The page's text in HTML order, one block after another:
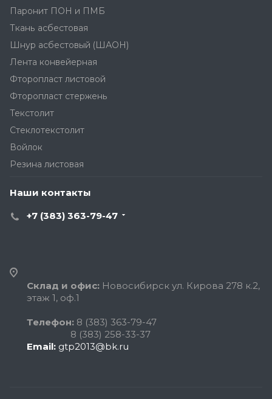
Паронит ПОН и ПМБ
Ткань асбестовая
Шнур асбестовый (ШАОН)
Лента конвейерная
Фторопласт листовой
Фторопласт стержень
Текстолит
Стеклотекстолит
Войлок
Резина листовая
Наши контакты
+7 (383) 363-79-47
Склад и офис: Новосибирск ул. Кирова 278 к.2,
этаж 1, оф.1
Телефон: 8 (383) 363-79-47
8 (383) 258-33-37
Email: gtp2013@bk.ru